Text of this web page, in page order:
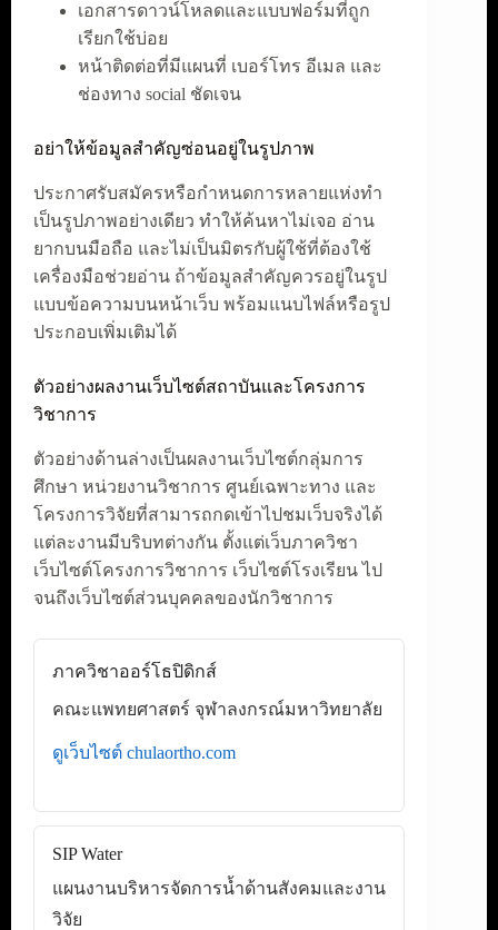
เอกสารดาวน์โหลดและแบบฟอร์มที่ถูก
เรียกใช้บ่อย
หน้าติดต่อที่มีแผนที่ เบอร์โทร อีเมล และ
ช่องทาง social ชัดเจน
อย่าให้ข้อมูลสำคัญซ่อนอยู่ในรูปภาพ
ประกาศรับสมัครหรือกำหนดการหลายแห่งทำ
เป็นรูปภาพอย่างเดียว ทำให้ค้นหาไม่เจอ อ่าน
ยากบนมือถือ และไม่เป็นมิตรกับผู้ใช้ที่ต้องใช้
เครื่องมือช่วยอ่าน ถ้าข้อมูลสำคัญควรอยู่ในรูป
แบบข้อความบนหน้าเว็บ พร้อมแนบไฟล์หรือรูป
ประกอบเพิ่มเติมได้
ตัวอย่างผลงานเว็บไซต์สถาบันและโครงการ
วิชาการ
ตัวอย่างด้านล่างเป็นผลงานเว็บไซต์กลุ่มการ
ศึกษา หน่วยงานวิชาการ ศูนย์เฉพาะทาง และ
โครงการวิจัยที่สามารถกดเข้าไปชมเว็บจริงได้
แต่ละงานมีบริบทต่างกัน ตั้งแต่เว็บภาควิชา
เว็บไซต์โครงการวิชาการ เว็บไซต์โรงเรียน ไป
จนถึงเว็บไซต์ส่วนบุคคลของนักวิชาการ
ภาควิชาออร์โธปิดิกส์
คณะแพทยศาสตร์ จุฬาลงกรณ์มหาวิทยาลัย
ดูเว็บไซต์ chulaortho.com
SIP Water
แผนงานบริหารจัดการน้ำด้านสังคมและงาน
วิจัย